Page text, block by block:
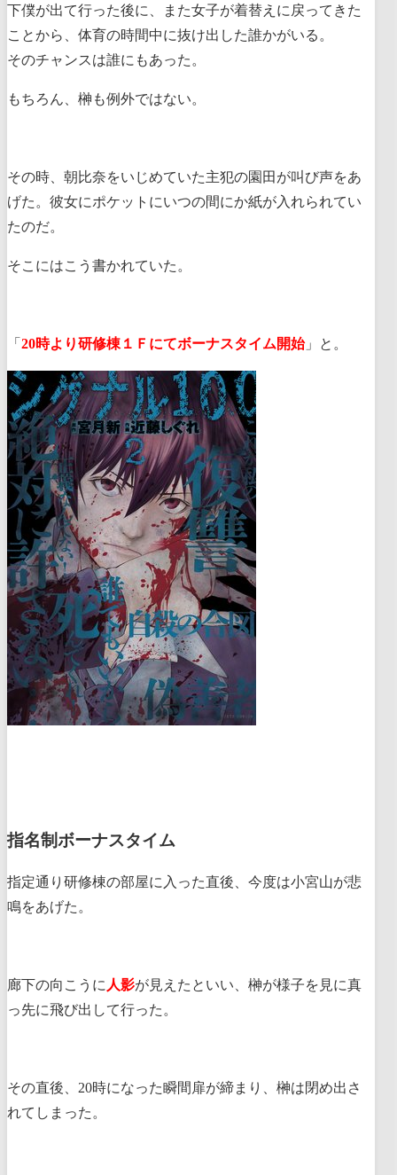
下僕が出て行った後に、また女子が着替えに戻ってきた
ことから、体育の時間中に抜け出した誰かがいる。
そのチャンスは誰にもあった。
もちろん、榊も例外ではない。
その時、朝比奈をいじめていた主犯の園田が叫び声をあ
げた。彼女にポケットにいつの間にか紙が入れられてい
たのだ。
そこにはこう書かれていた。
「 20時より研修棟１Ｆにてボーナスタイム開始」と。
指名制ボーナスタイム
指定通り研修棟の部屋に入った直後、今度は小宮山が悲
鳴をあげた。
廊下の向こうに 人影が見えたといい、榊が様子を見に真
っ先に飛び出して行った。
その直後、20時になった瞬間扉が締まり、榊は閉め出さ
れてしまった。